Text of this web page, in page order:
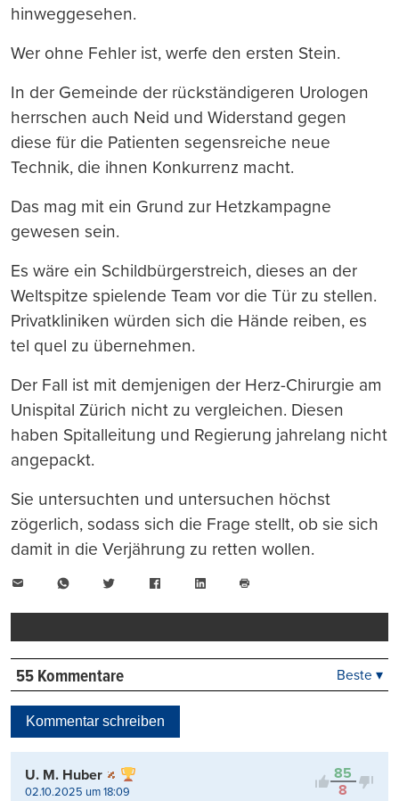
hinweggesehen.
Wer ohne Fehler ist, werfe den ersten Stein.
In der Gemeinde der rückständigeren Urologen
herrschen auch Neid und Widerstand gegen
diese für die Patienten segensreiche neue
Technik, die ihnen Konkurrenz macht.
Das mag mit ein Grund zur Hetzkampagne
gewesen sein.
Es wäre ein Schildbürgerstreich, dieses an der
Weltspitze spielende Team vor die Tür zu stellen.
Privatkliniken würden sich die Hände reiben, es
tel quel zu übernehmen.
Der Fall ist mit demjenigen der Herz-Chirurgie am
Unispital Zürich nicht zu vergleichen. Diesen
haben Spitalleitung und Regierung jahrelang nicht
angepackt.
Sie untersuchten und untersuchen höchst
zögerlich, sodass sich die Frage stellt, ob sie sich
damit in die Verjährung zu retten wollen.
WhatsAppTwitter FacebookLinkedIn
drucken
55 Kommentare
Kontrovers
Beste ▾
Kommentar schreiben
85
8
U. M. Huber
02.10.2025 um 18:09